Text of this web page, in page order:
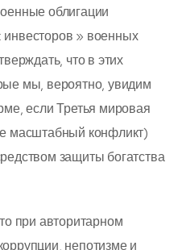
облигации
» военных
что в этих
мы, вероятно, увидим
если Третья мировая
масштабный конфликт)
защиты богатства
при авторитарном
непотизме и